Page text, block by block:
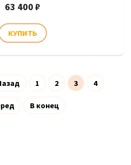
63 400 ₽
1 2 3 4
В конец